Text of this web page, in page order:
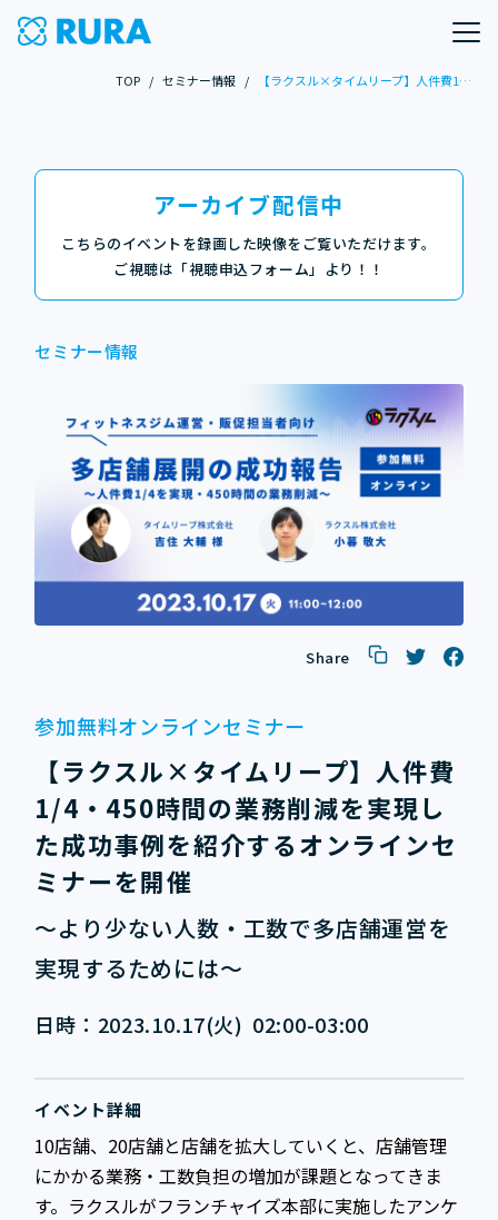
TOP / セミナー情報 / 【ラクスル×タイムリープ】人件費1/4・450時間の業務削減を実現した成功事例を紹介するオンラインセミナーを開催
アーカイブ配信中
こちらのイベントを録画した映像をご覧いただけます。
ご視聴は「視聴申込フォーム」より！！
セミナー情報
Share
参加無料オンラインセミナー
【ラクスル×タイムリープ】人件費
1/4・450時間の業務削減を実現し
た成功事例を紹介するオンラインセ
ミナーを開催
～より少ない人数・工数で多店舗運営を
実現するためには～
日時： 2023.10.17(火) 02:00-03:00
イベント詳細
10店舗、20店舗と店舗を拡大していくと、店舗管理
にかかる業務・工数負担の増加が課題となってきま
す。ラクスルがフランチャイズ本部に実施したアンケ